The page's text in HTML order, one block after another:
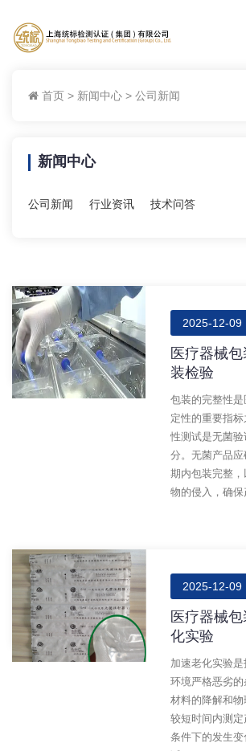
首页 > 新闻中心 > 公司新闻
新闻中心
公司新闻 行业资讯 技术问答
2025-12-09
医疗器械
装检验
包装的完整性
定性的重要指
性测试是无菌
分。无菌产品
期内包装完整
物的侵入，确
2025-12-09
医疗器械
化实验
加速老化实验
环境严格恶劣
材料的降解和
较短时间内测
条件下的发生